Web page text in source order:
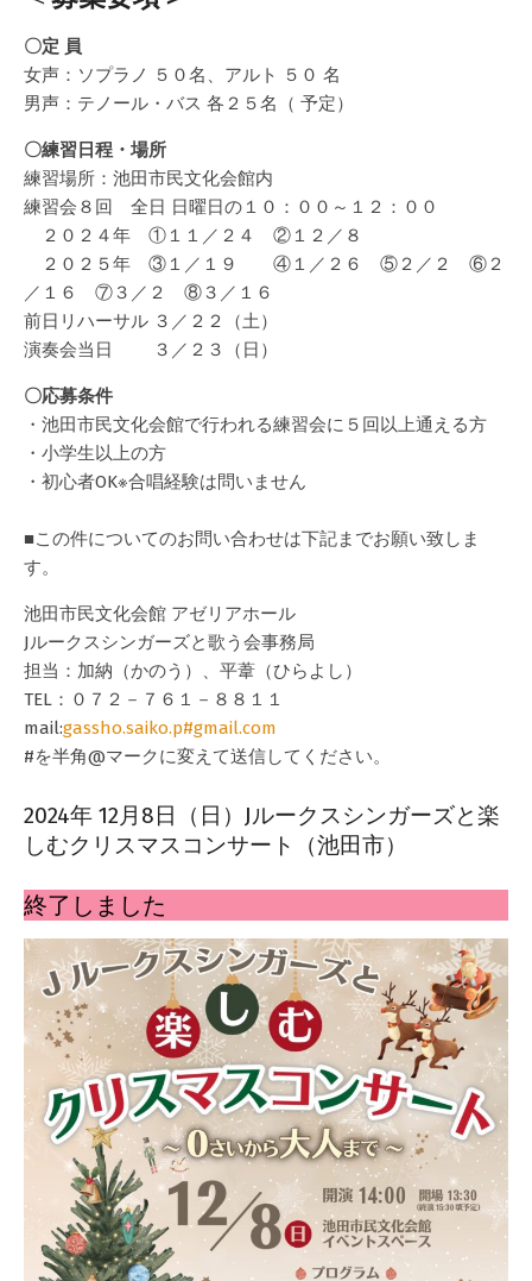
〇定 員
女声：ソプラノ ５０名、アルト ５０ 名
男声：テノール・バス 各２５名（ 予定）
〇練習日程・場所
練習場所：池田市民文化会館内
練習会８回 全日 日曜日の１０：００～１２：００
２０２４年 ①１１／２４ ②１２／８
２０２５年 ③１／１９ ④１／２６ ⑤２／２ ⑥２
／１６ ⑦３／２ ⑧３／１６
前日リハーサル ３／２２（土）
演奏会当日 ３／２３（日）
〇応募条件
・池田市民文化会館で行われる練習会に５回以上通える方
・小学生以上の方
・初心者OK※合唱経験は問いません
■この件についてのお問い合わせは下記までお願い致しま
す。
池田市民文化会館 アゼリアホール
Jルークスシンガーズと歌う会事務局
担当：加納（かのう）、平葦（ひらよし）
TEL：０７２－７６１－８８１１
mail:gassho.saiko.p#gmail.com
#を半角@マークに変えて送信してください。
2024年 12月8日（日）Jルークスシンガーズと楽
しむクリスマスコンサート（池田市）
10-
終了しました